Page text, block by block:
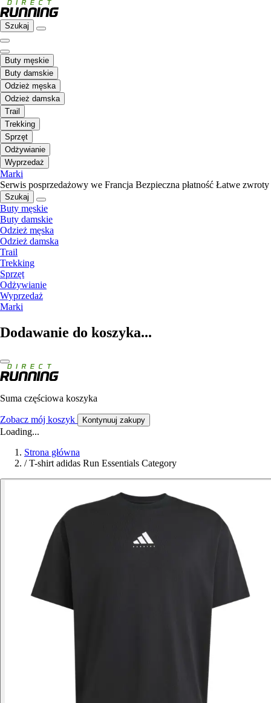
Szukaj
Buty męskie
Buty damskie
Odzież męska
Odzież damska
Trail
Trekking
Sprzęt
Odżywianie
Wyprzedaż
Marki
Serwis posprzedażowy we Francja Bezpieczna płatność Łatwe zwroty
Szukaj
Buty męskie
Buty damskie
Odzież męska
Odzież damska
Trail
Trekking
Sprzęt
Odżywianie
Wyprzedaż
Marki
Dodawanie do koszyka...
Suma częściowa koszyka
Zobacz mój koszyk Kontynuuj zakupy
Loading...
Strona główna
/ T-shirt adidas Run Essentials Category